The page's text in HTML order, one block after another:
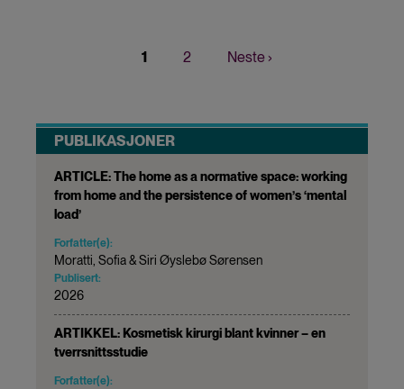
Nåværende
1 Page
2
Neste
Neste ›
PUBLIKASJONER
ARTICLE: The home as a normative space: working
from home and the persistence of women’s ‘mental
load’
Forfatter(e):
Moratti, Sofia & Siri Øyslebø Sørensen
Publisert:
2026
ARTIKKEL: Kosmetisk kirurgi blant kvinner – en
tverrsnittsstudie
Forfatter(e):